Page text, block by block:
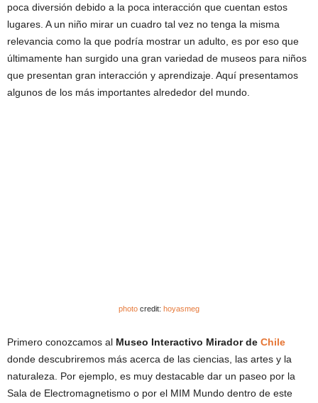
poca diversión debido a la poca interacción que cuentan estos
lugares. A un niño mirar un cuadro tal vez no tenga la misma
relevancia como la que podría mostrar un adulto, es por eso que
últimamente han surgido una gran variedad de museos para niños
que presentan gran interacción y aprendizaje. Aquí presentamos
algunos de los más importantes alrededor del mundo.
photo credit: hoyasmeg
Primero conozcamos al Museo Interactivo Mirador de Chile
donde descubriremos más acerca de las ciencias, las artes y la
naturaleza. Por ejemplo, es muy destacable dar un paseo por la
Sala de Electromagnetismo o por el MIM Mundo dentro de este